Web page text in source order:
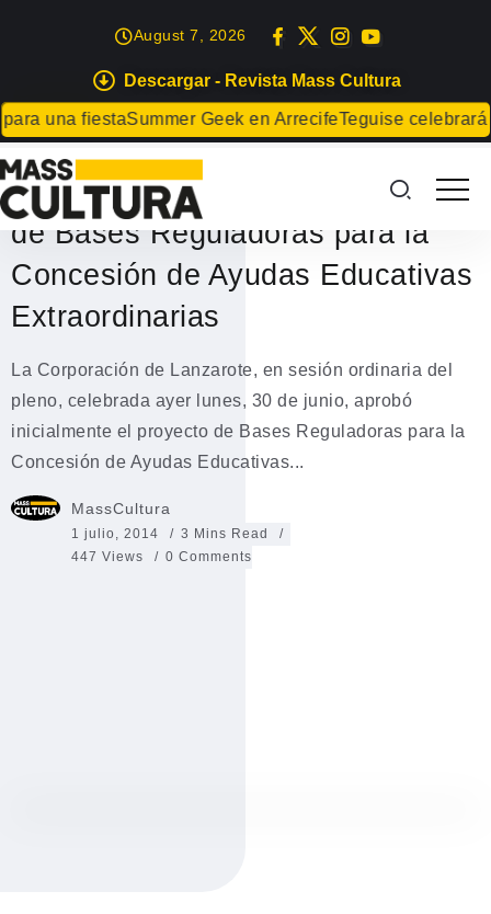
Descargar - Revista Mass Cultura
una fiestaSummer Geek en ArrecifeTeguise celebrará el
August 7, 2026
EVENTOS
El pleno del Cabildo de Lanzarote
aprueba inicialmente el proyecto
de Bases Reguladoras para la
Concesión de Ayudas Educativas
Extraordinarias
La Corporación de Lanzarote, en sesión ordinaria del
pleno, celebrada ayer lunes, 30 de junio, aprobó
inicialmente el proyecto de Bases Reguladoras para la
Concesión de Ayudas Educativas...
MassCultura
1 julio, 2014
3 Mins Read
447 Views
0 Comments